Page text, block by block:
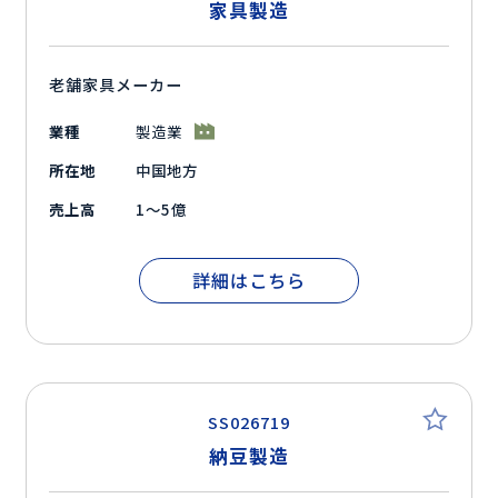
家具製造
老舗家具メーカー
業種
製造業
所在地
中国地方
売上高
1～5億
詳細はこちら
SS026719
納豆製造